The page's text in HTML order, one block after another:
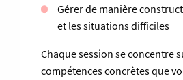
Gérer de manière
et les situations difficiles
Chaque session se concentre
compétences concrètes que